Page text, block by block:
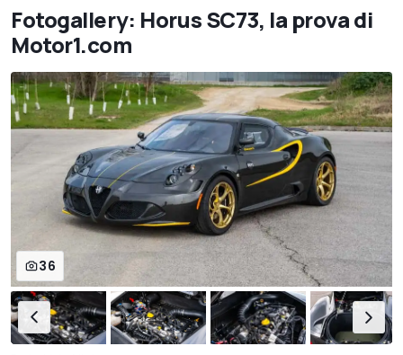
Fotogallery: Horus SC73, la prova di
Motor1.com
36